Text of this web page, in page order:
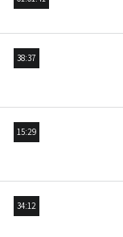
38:37
15:29
34:12